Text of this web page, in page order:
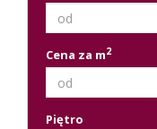
Cena za m2
Piętro